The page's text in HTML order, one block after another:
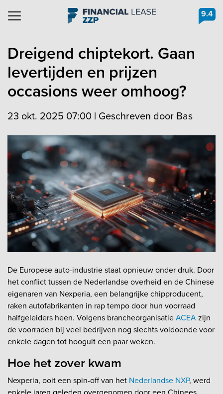
Navigation 9.4
Dreigend chiptekort. Gaan
levertijden en prijzen
occasions weer omhoog?
23 okt. 2025 07:00 | Geschreven door Bas
De Europese auto-industrie staat opnieuw onder druk. Door
het conflict tussen de Nederlandse overheid en de Chinese
eigenaren van Nexperia, een belangrijke chipproducent,
raken autofabrikanten in rap tempo door hun voorraad
halfgeleiders heen. Volgens brancheorganisatieACEAzijn
de voorraden bij veel bedrijven nog slechts voldoende voor
enkele dagen tot hooguit een paar weken.
Hoe het zover kwam
Nexperia, ooit een spin-off van het Nederlandse NXP, werd